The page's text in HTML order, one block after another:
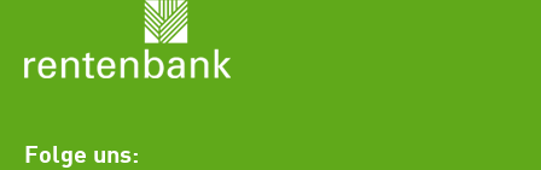
Folge uns: